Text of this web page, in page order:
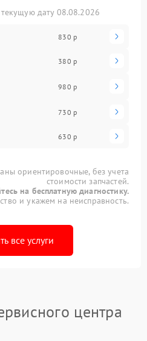
дату 08.08.2026
830 р
380 р
980 р
730 р
630 р
ориентировочные, без учета
стоимости запчастей.
на бесплатную диагностику.
и укажем на неисправность.
все услуги
центра